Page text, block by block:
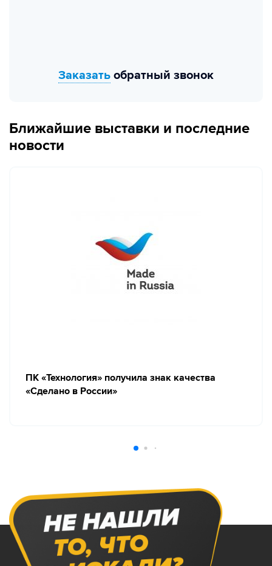
Заказать обратный звонок
Ближайшие выставки и последние
новости
ПК «Технология» получила знак качества
«Сделано в России»